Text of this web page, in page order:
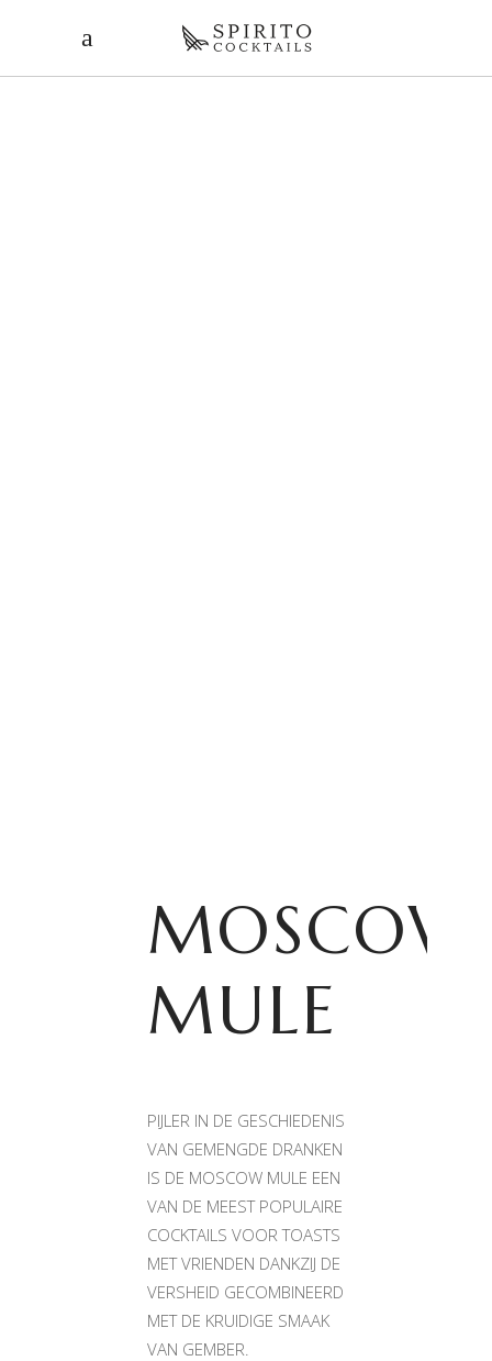
MOSCOW
MULE
PIJLER IN DE GESCHIEDENIS
VAN GEMENGDE DRANKEN
IS DE MOSCOW MULE EEN
VAN DE MEEST POPULAIRE
COCKTAILS VOOR TOASTS
MET VRIENDEN DANKZIJ DE
VERSHEID GECOMBINEERD
MET DE KRUIDIGE SMAAK
VAN GEMBER.